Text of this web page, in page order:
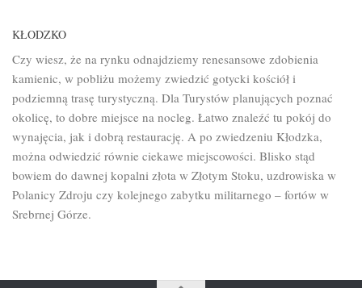
KŁODZKO
Czy wiesz, że na rynku odnajdziemy renesansowe zdobienia
kamienic, w pobliżu możemy zwiedzić gotycki kościół i
podziemną trasę turystyczną. Dla Turystów planujących poznać
okolicę, to dobre miejsce na nocleg. Łatwo znaleźć tu pokój do
wynajęcia, jak i dobrą restaurację. A po zwiedzeniu Kłodzka,
można odwiedzić równie ciekawe miejscowości. Blisko stąd
bowiem do dawnej kopalni złota w Złotym Stoku, uzdrowiska w
Polanicy Zdroju czy kolejnego zabytku militarnego – fortów w
Srebrnej Górze.